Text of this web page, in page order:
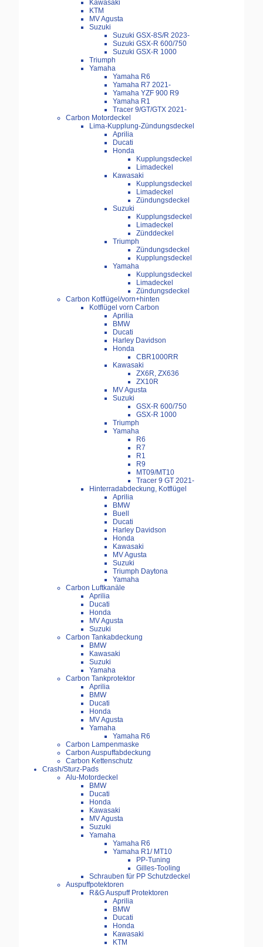
Kawasaki
KTM
MV Agusta
Suzuki
Suzuki GSX-8S/R 2023-
Suzuki GSX-R 600/750
Suzuki GSX-R 1000
Triumph
Yamaha
Yamaha R6
Yamaha R7 2021-
Yamaha YZF 900 R9
Yamaha R1
Tracer 9/GT/GTX 2021-
Carbon Motordeckel
Lima-Kupplung-Zündungsdeckel
Aprilia
Ducati
Honda
Kupplungsdeckel
Limadeckel
Kawasaki
Kupplungsdeckel
Limadeckel
Zündungsdeckel
Suzuki
Kupplungsdeckel
Limadeckel
Zünddeckel
Triumph
Zündungsdeckel
Kupplungsdeckel
Yamaha
Kupplungsdeckel
Limadeckel
Zündungsdeckel
Carbon Kotflügel/vorn+hinten
Kotflügel vorn Carbon
Aprilia
BMW
Ducati
Harley Davidson
Honda
CBR1000RR
Kawasaki
ZX6R, ZX636
ZX10R
MV Agusta
Suzuki
GSX-R 600/750
GSX-R 1000
Triumph
Yamaha
R6
R7
R1
R9
MT09/MT10
Tracer 9 GT 2021-
Hinterradabdeckung, Kotflügel
Aprilia
BMW
Buell
Ducati
Harley Davidson
Honda
Kawasaki
MV Agusta
Suzuki
Triumph Daytona
Yamaha
Carbon Luftkanäle
Aprilia
Ducati
Honda
MV Agusta
Suzuki
Carbon Tankabdeckung
BMW
Kawasaki
Suzuki
Yamaha
Carbon Tankprotektor
Aprilia
BMW
Ducati
Honda
MV Agusta
Yamaha
Yamaha R6
Carbon Lampenmaske
Carbon Auspuffabdeckung
Carbon Kettenschutz
Crash/Sturz-Pads
Alu-Motordeckel
BMW
Ducati
Honda
Kawasaki
MV Agusta
Suzuki
Yamaha
Yamaha R6
Yamaha R1/ MT10
PP-Tuning
Gilles-Tooling
Schrauben für PP Schutzdeckel
Auspuffpotektoren
R&G Auspuff Protektoren
Aprilia
BMW
Ducati
Honda
Kawasaki
KTM